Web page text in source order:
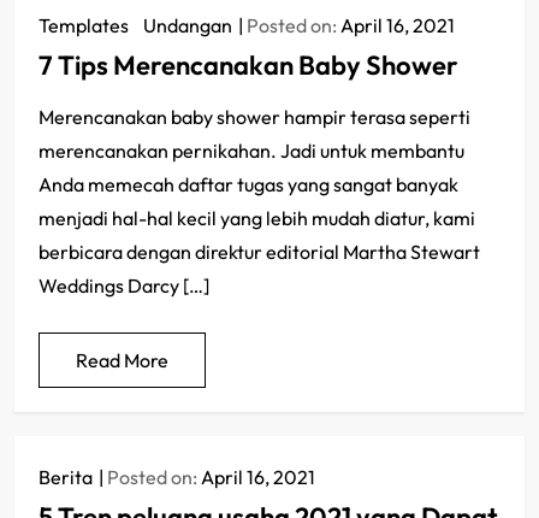
Templates Undangan Posted on: April 16, 2021
7 Tips Merencanakan Baby Shower
Merencanakan baby shower hampir terasa seperti
merencanakan pernikahan. Jadi untuk membantu
Anda memecah daftar tugas yang sangat banyak
menjadi hal-hal kecil yang lebih mudah diatur, kami
berbicara dengan direktur editorial Martha Stewart
Weddings Darcy […]
Read More
Berita Posted on: April 16, 2021